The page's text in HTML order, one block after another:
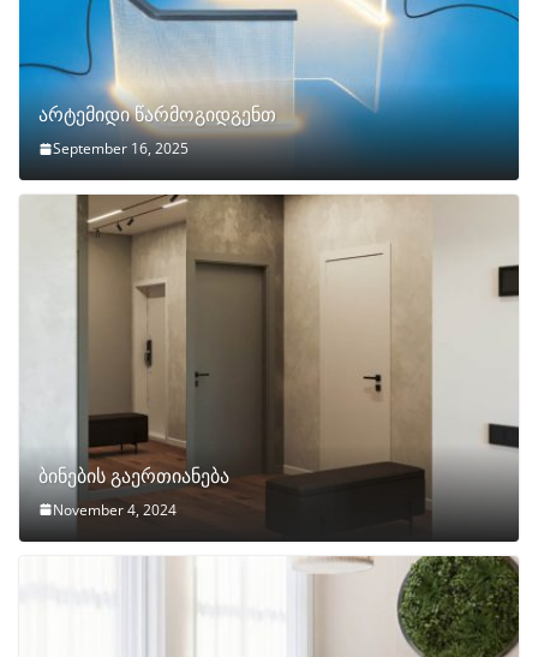
არტემიდი წარმოგიდგენთ
September 16, 2025
ბინების გაერთიანება
November 4, 2024